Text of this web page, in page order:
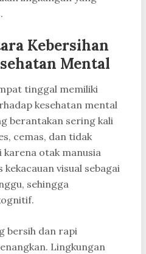
Kebersihan
Mental
tinggal memiliki
kesehatan mental
berantakan sering kali
cemas, dan tidak
otak manusia
visual sebagai
sehingga
bersih dan rapi
Lingkungan